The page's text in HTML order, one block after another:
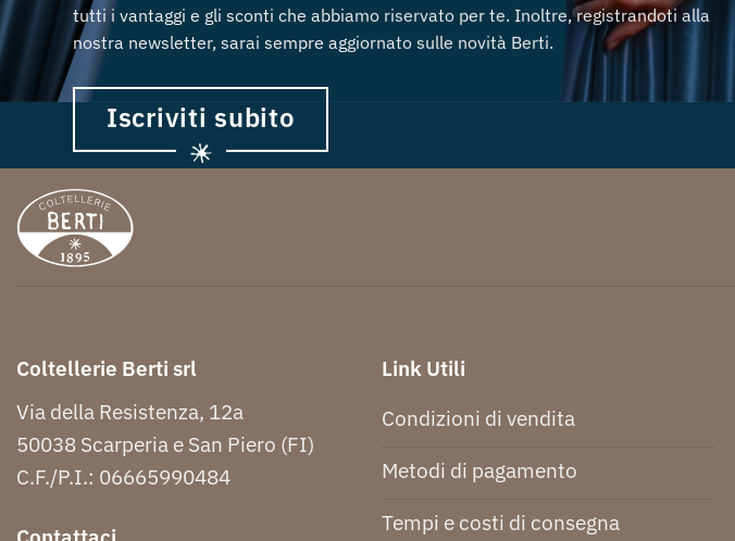
tutti i vantaggi e gli sconti che abbiamo riservato per te. Inoltre, registrandoti alla
nostra newsletter, sarai sempre aggiornato sulle novità Berti.
Iscriviti subito
Coltellerie Berti srl
Via della Resistenza, 12a
50038 Scarperia e San Piero (FI)
C.F./P.I.: 06665990484
Link Utili
Condizioni di vendita
Metodi di pagamento
Tempi e costi di consegna